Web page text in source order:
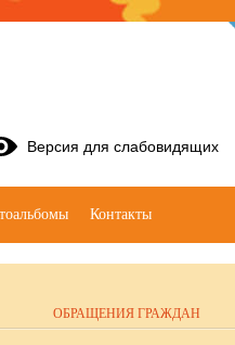
ОБРАЩЕНИЯ ГРАЖДАН
Версия для слабовидящих
Контакты